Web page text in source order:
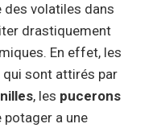
des volatiles dans
drastiquement
En effet, les
qui sont attirés par
, les pucerons
potager a une